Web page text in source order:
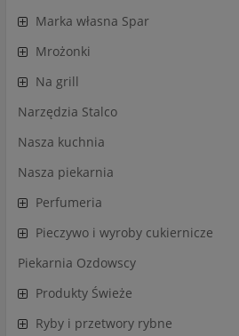
Marka własna Spar
Mrożonki
Na grill
Narzędzia Stalco
Nasza kuchnia
Nasza piekarnia
Perfumeria
Pieczywo i wyroby cukiernicze
Piekarnia Ozdowscy
Produkty Świeże
Ryby i przetwory rybne